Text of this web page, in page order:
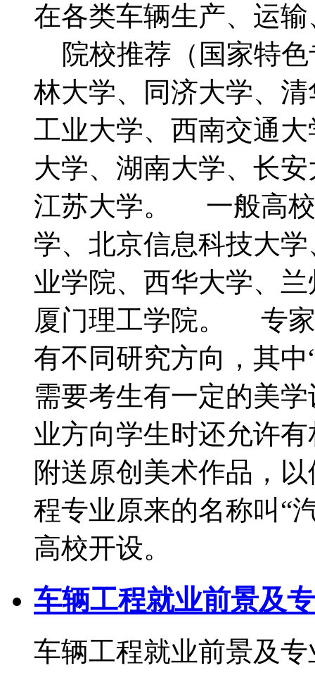
在各类车辆生产、运
院校推荐（国家特
林大学、同济大学、
工业大学、西南交通
大学、湖南大学、长
江苏大学。 一般高校
学、北京信息科技大
业学院、西华大学、
厦门理工学院。 专
有不同研究方向，其
需要考生有一定的美
业方向学生时还允许
附送原创美术作品，
程专业原来的名称叫“
高校开设。
车辆工程就业前景及
车辆工程就业前景